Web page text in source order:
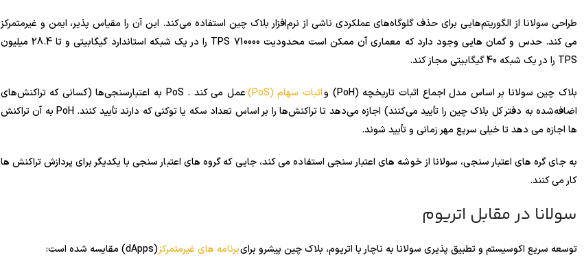
طراحی سولانا از الگوریتم‌هایی برای حذف گلوگاه‌های عملکردی ناشی از نرم‌افزار بلاک چین استفاده می‌کند. این آن را مقیاس پذیر، ایمن و غیرمتمرکز
می کند. حدس و گمان هایی وجود دارد که معماری آن ممکن است محدودیت 710000 TPS را در یک شبکه استاندارد گیگابیتی و تا 28.4 میلیون
TPS را در یک شبکه 40 گیگابیتی مجاز کند.
بلاک چین سولانا بر اساس مدل اجماع اثبات تاریخچه (PoH) و اثبات سهام (PoS)
عمل می کند . PoS به اعتبارسنجی‌ها (کسانی که تراکنش‌های
اضافه‌شده به دفتر کل بلاک چین را تأیید می‌کنند) اجازه می‌دهد تا تراکنش‌ها را بر اساس تعداد سکه یا توکنی که دارند تأیید کنند. PoH به آن تراکنش
ها اجازه می دهد تا خیلی سریع مهر زمانی و تأیید شوند.
به جای گره های اعتبار سنجی، سولانا از خوشه های اعتبار سنجی استفاده می کند، جایی که گروه های اعتبار سنجی با یکدیگر برای پردازش تراکنش ها
کار می کنند.
سولانا در مقابل اتریوم
توسعه سریع اکوسیستم و تطبیق پذیری سولانا به ناچار با اتریوم، بلاک چین پیشرو برایبرنامه های غیرمتمرکز(dApps) مقایسه شده است: